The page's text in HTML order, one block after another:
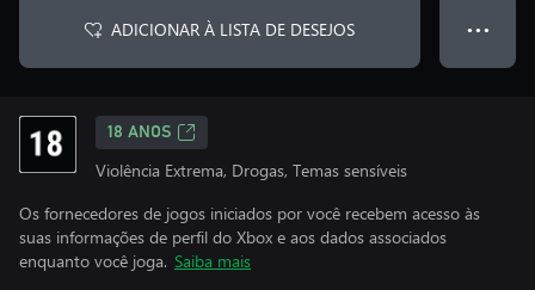
ADICIONAR À LISTA DE DESEJOS ● ● ●
18 ANOS
Violência Extrema, Drogas, Temas sensíveis
Os fornecedores de jogos iniciados por você recebem acesso às
suas informações de perfil do Xbox e aos dados associados
enquanto você joga. Saiba mais